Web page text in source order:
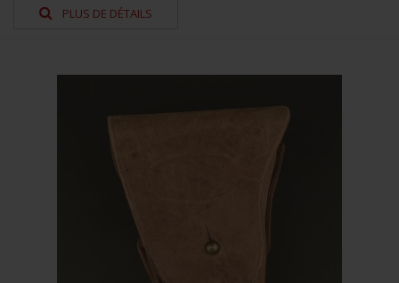
PLUS DE DÉTAILS